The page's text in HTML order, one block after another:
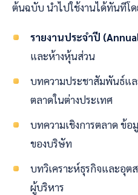
ต้นฉบับ นำไปใช้งานได้ทันทีโ
รายงานประจำปี
และห้างหุ้นส่วน
บทความประชาสัมพันธ์แล
ตลาดในต่างประเทศ
บทความเชิงการตลาด ข้
ของบริษัท
บทวิเคราะห์ธุรกิจและอุ
ผู้บริหาร